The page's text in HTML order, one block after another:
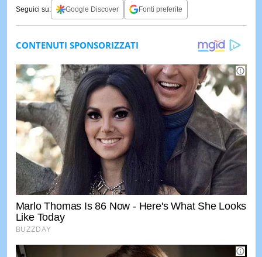
Seguici su: Google Discover Fonti preferite